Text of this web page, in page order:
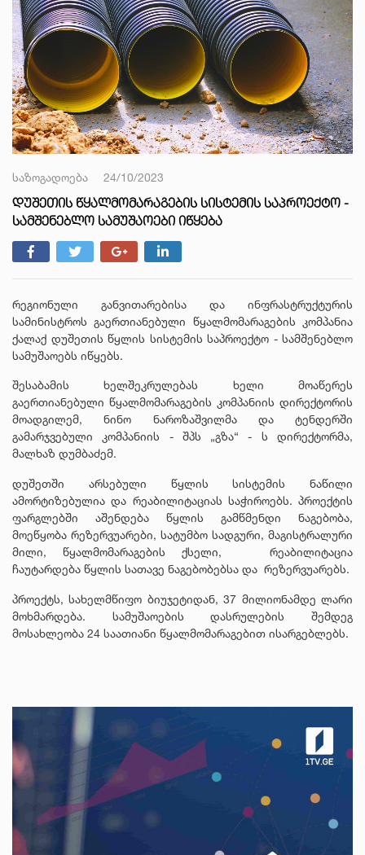
საზოგადოება 24/10/2023
ᲓᲣᲨᲔᲗᲘᲡ ᲬᲧᲐᲚᲛᲝᲛᲐᲠᲐᲒᲔᲑᲘᲡ ᲡᲘᲡᲢᲔᲛᲘᲡ ᲡᲐᲞᲠᲝᲔᲥᲢᲝ -
ᲡᲐᲛᲨᲔᲜᲔᲑᲚᲝ ᲡᲐᲛᲣᲨᲐᲝᲔᲑᲘ ᲘᲬᲧᲔᲑᲐ
რეგიონული განვითარებისა და ინფრასტრუქტურის
სამინისტროს გაერთიანებული წყალმომარაგების კომპანია
ქალაქ დუშეთის წყლის სისტემის საპროექტო - სამშენებლო
სამუშაოებს იწყებს.
შესაბამის ხელშეკრულებას ხელი მოაწერეს
გაერთიანებული წყალმომარაგების კომპანიის დირექტორის
მოადგილემ, ნინო ნაროზაშვილმა და ტენდერში
გამარჯვებული კომპანიის - შპს „გზა“ - ს დირექტორმა,
მალხაზ დუმბაძემ.
დუშეთში არსებული წყლის სისტემის ნაწილი
ამორტიზებულია და რეაბილიტაციას საჭიროებს. პროექტის
ფარგლებში აშენდება წყლის გამწმენდი ნაგებობა,
მოეწყობა რეზერვუარები, სატუმბო სადგური, მაგისტრალური
მილი, წყალმომარაგების ქსელი, რეაბილიტაცია
ჩაუტარდება წყლის სათავე ნაგებობებსა და რეზერვუარებს.
პროექტს, სახელმწიფო ბიუჯეტიდან, 37 მილიონამდე ლარი
მოხმარდება. სამუშაოების დასრულების შემდეგ
მოსახლეობა 24 საათიანი წყალმომარაგებით ისარგებლებს.